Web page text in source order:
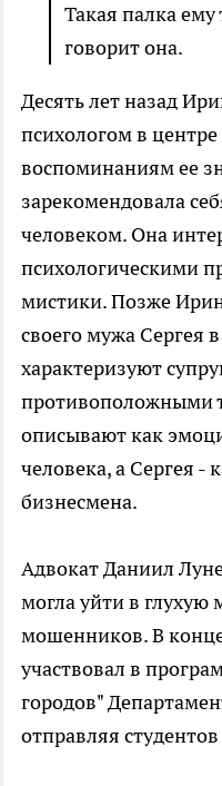
Такая палка
говорит она.
Десять лет назад
психологом в
воспоминаниям ее
зарекомендовала
человеком. Она
психологическими
мистики. Позже
своего мужа Сергея
характеризуют
противоположными
описывают как
человека, а Сергея -
бизнесмена.
Адвокат Даниил
могла уйти в глухую
мошенников. В
участвовал в
городов"
отправляя